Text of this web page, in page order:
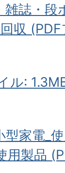
雑誌・
収
ル:
型家電_
用製品